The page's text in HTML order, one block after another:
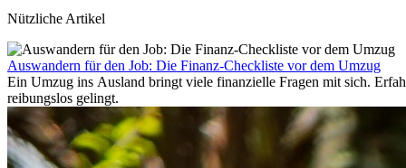
Nützliche Artikel
Auswandern für den Job: Die Finanz-Checkliste vor dem Umzug
Ein Umzug ins Ausland bringt viele finanzielle Fragen mit sich.
reibungslos gelingt.